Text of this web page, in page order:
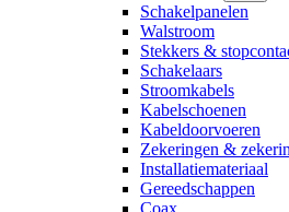
Schakelpanelen
Walstroom
Stekkers &
Schakelaars
Stroomkabels
Kabelschoenen
Kabeldoorvoeren
Zekeringen &
Installatiemateriaal
Gereedschappen
Coax